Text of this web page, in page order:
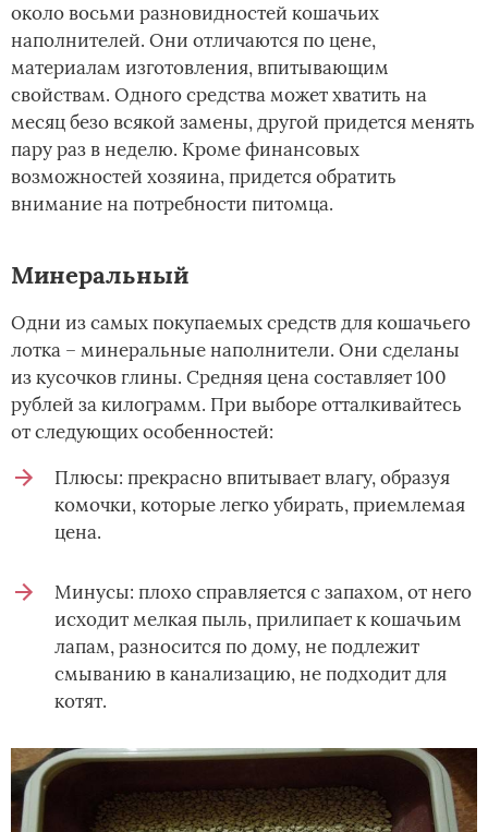
около восьми разновидностей кошачьих
наполнителей. Они отличаются по цене,
материалам изготовления, впитывающим
свойствам. Одного средства может хватить на
месяц безо всякой замены, другой придется менять
пару раз в неделю. Кроме финансовых
возможностей хозяина, придется обратить
внимание на потребности питомца.
Минеральный
Одни из самых покупаемых средств для кошачьего
лотка – минеральные наполнители. Они сделаны
из кусочков глины. Средняя цена составляет 100
рублей за килограмм. При выборе отталкивайтесь
от следующих особенностей:
Плюсы: прекрасно впитывает влагу, образуя
комочки, которые легко убирать, приемлемая
цена.
Минусы: плохо справляется с запахом, от него
исходит мелкая пыль, прилипает к кошачьим
лапам, разносится по дому, не подлежит
смыванию в канализацию, не подходит для
котят.